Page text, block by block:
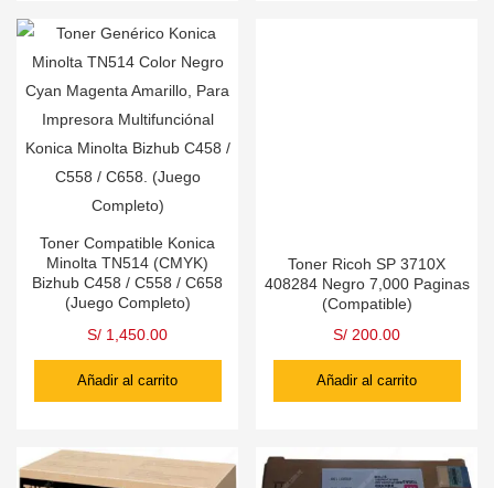
Toner Compatible Konica
Minolta TN514 (CMYK)
Bizhub C458 / C558 / C658
(Juego Completo)
S/ 1,450.00
Añadir al carrito
Toner Ricoh SP 3710X
408284 Negro 7,000 Paginas
(Compatible)
S/ 200.00
Añadir al carrito